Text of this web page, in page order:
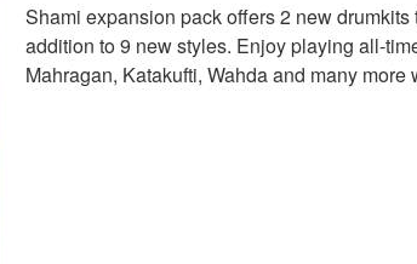
Shami expansion pack offers 2 new drumkits
addition to 9 new styles. Enjoy playing all-
Mahragan, Katakufti, Wahda and many more